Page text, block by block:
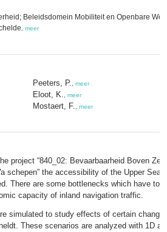
Beleidsdomein Mobiliteit en Openbare
meer
Peeters, P. meer
Eloot, K. meer
Mostaert, F. meer
project “840_02: Bevaarbaarheid Boven
schepen” the accessibility of the Upper Sea
There are some bottlenecks which have to
capacity of inland navigation traffic.
simulated to study effects of certain
These scenarios are analyzed with 1D